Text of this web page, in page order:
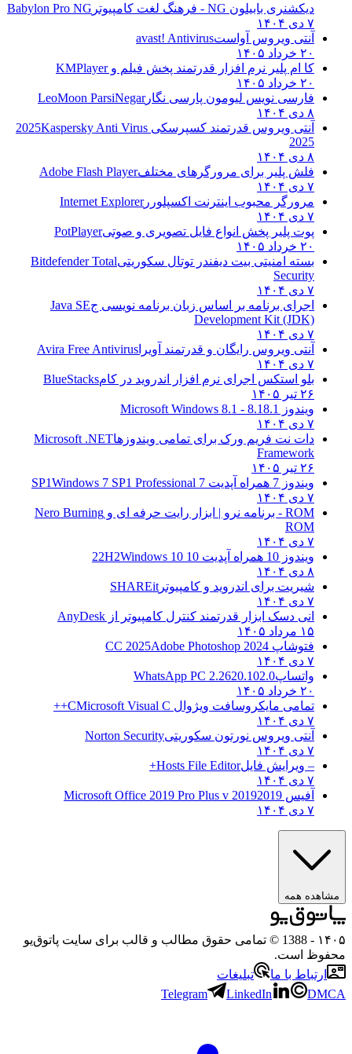
دیکشنری بابیلون NG - فرهنگ لغت کامپیوتر
Babylon Pro NG
۷ دی ۱۴۰۴
آنتی ویروس آواستavast! Antivirus
۲۰ خرداد ۱۴۰۵
کا ام پلیر نرم افزار قدرتمند پخش فیلم وKMPlayer
۲۰ خرداد ۱۴۰۵
فارسی نویس لیومون پارسی نگارLeoMoon ParsiNegar
۸ دی ۱۴۰۴
آنتی ویروس قدرتمند کسپرسکی 2025 Kaspersky Anti Virus
2025
۸ دی ۱۴۰۴
فلش پلیر برای مرورگرهای مختلفAdobe Flash Player
۷ دی ۱۴۰۴
مرورگر محبوب اینترنت اکسپلوررInternet Explorer
۷ دی ۱۴۰۴
پوت پلیر پخش انواع فایل تصویری و صوتیPotPlayer
۲۰ خرداد ۱۴۰۵
بسته امنیتی بیت دیفندر توتال سکوریتیBitdefender Total
Security
۷ دی ۱۴۰۴
اجرای برنامه بر اساس زبان برنامه نویسی جJava SE
Development Kit (JDK)
۷ دی ۱۴۰۴
آنتی ویروس رایگان و قدرتمند آویرا Avira Free Antivirus
۷ دی ۱۴۰۴
بلو استکس اجرای نرم افزار اندروید در کامBlueStacks
۲۶ تیر ۱۴۰۵
ویندوز 8.1
8.1 - Microsoft Windows 8.1
۷ دی ۱۴۰۴
دات نت فریم ورک برای تمامی ویندوزهاMicrosoft .NET
Framework
۲۶ تیر ۱۴۰۵
ویندوز 7 همراه آپدیت 7 SP1
Windows 7 SP1 Professional
۷ دی ۱۴۰۴
ROM - برنامه نرو | ابزار رایت حرفه ای و
Nero Burning
ROM
۷ دی ۱۴۰۴
ویندوز 10 همراه آپدیت 10 22H2
Windows 10
۸ دی ۱۴۰۴
شیریت برای اندروید و کامپیوتر SHAREit
۷ دی ۱۴۰۴
انی دسک ابزار قدرتمند کنترل کامپیوتر از AnyDesk
۱۵ مرداد ۱۴۰۵
فتوشاپ CC 2025 Adobe Photoshop 2024
۷ دی ۱۴۰۴
واتساپWhatsApp PC 2.2620.102.0
۲۰ خرداد ۱۴۰۵
تمامی مایکروسافت ویژوال C Microsoft Visual C++
۷ دی ۱۴۰۴
آنتی ویروس نورتون سکوریتیNorton Security
۷ دی ۱۴۰۴
– ویرایش فایلHosts File Editor+
۷ دی ۱۴۰۴
آفیس 2019 2019 Microsoft Office 2019 Pro Plus v
۷ دی ۱۴۰۴
مشاهده همه
۱۴۰۵
- 1388 © تمامی حقوق مطالب و قالب برای سایت پاتوق‌یو
محفوظ است.
ارتباط با ما
تبلیغات
Telegram
LinkedIn DMCA